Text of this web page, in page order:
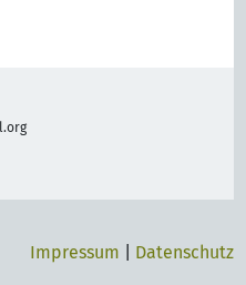
Impressum Datenschutz